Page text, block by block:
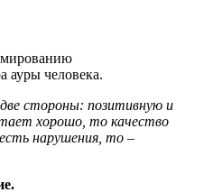
ауры человека.
стороны: позитивную и
хорошо, то качество
нарушения, то –